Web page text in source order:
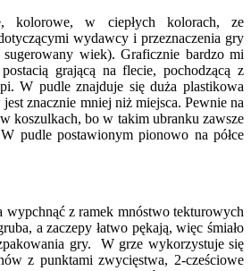
kolorowe, w ciepłych kolorach, ze
wydawcy i przeznaczenia gry
wiek). Graficznie bardzo mi
grającą na flecie, pochodzącą z
W pudle znajduje się duża plastikowa
znacznie mniej niż miejsca. Pewnie na
koszulkach, bo w takim ubranku zawsze
pudle postawionym pionowo na półce
wypchnąć z ramek mnóstwo tekturowych
a zaczepy łatwo pękają, więc śmiało
gry. W grze wykorzystuje się
z punktami zwycięstwa, 2-cześciowe